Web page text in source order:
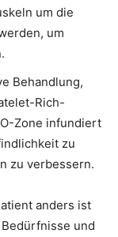
um die
um
Behandlung,
Rich-
Zone infundiert
zu
zu verbessern.
anders ist
und